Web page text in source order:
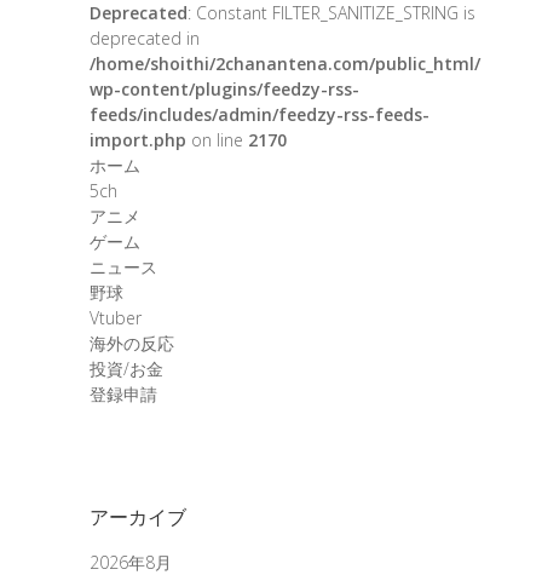
Deprecated: Constant FILTER_SANITIZE_STRING is
deprecated in
/home/shoithi/2chanantena.com/public_html/
wp-content/plugins/feedzy-rss-
feeds/includes/admin/feedzy-rss-feeds-
import.php on line 2170
ホーム
5ch
アニメ
ゲーム
ニュース
野球
Vtuber
海外の反応
投資/お金
登録申請
アーカイブ
2026年8月